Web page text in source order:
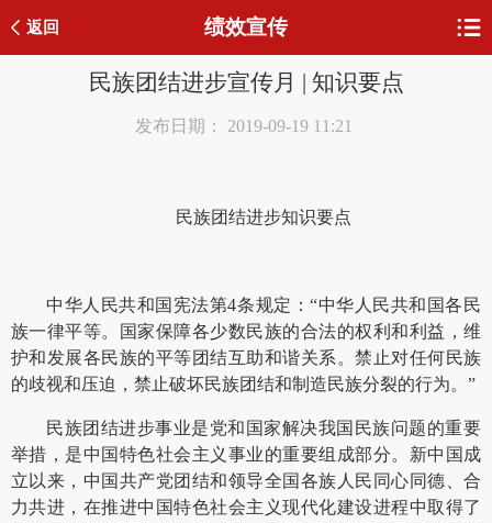
返回 绩效宣传
民族团结进步宣传月 | 知识要点
发布日期： 2019-09-19 11:21
民族团结进步知识要点
中华人民共和国宪法第4条规定：“中华人民共和国各民
族一律平等。国家保障各少数民族的合法的权利和利益，维
护和发展各民族的平等团结互助和谐关系。禁止对任何民族
的歧视和压迫，禁止破坏民族团结和制造民族分裂的行为。”
民族团结进步事业是党和国家解决我国民族问题的重要
举措，是中国特色社会主义事业的重要组成部分。新中国成
立以来，中国共产党团结和领导全国各族人民同心同德、合
力共进，在推进中国特色社会主义现代化建设进程中取得了